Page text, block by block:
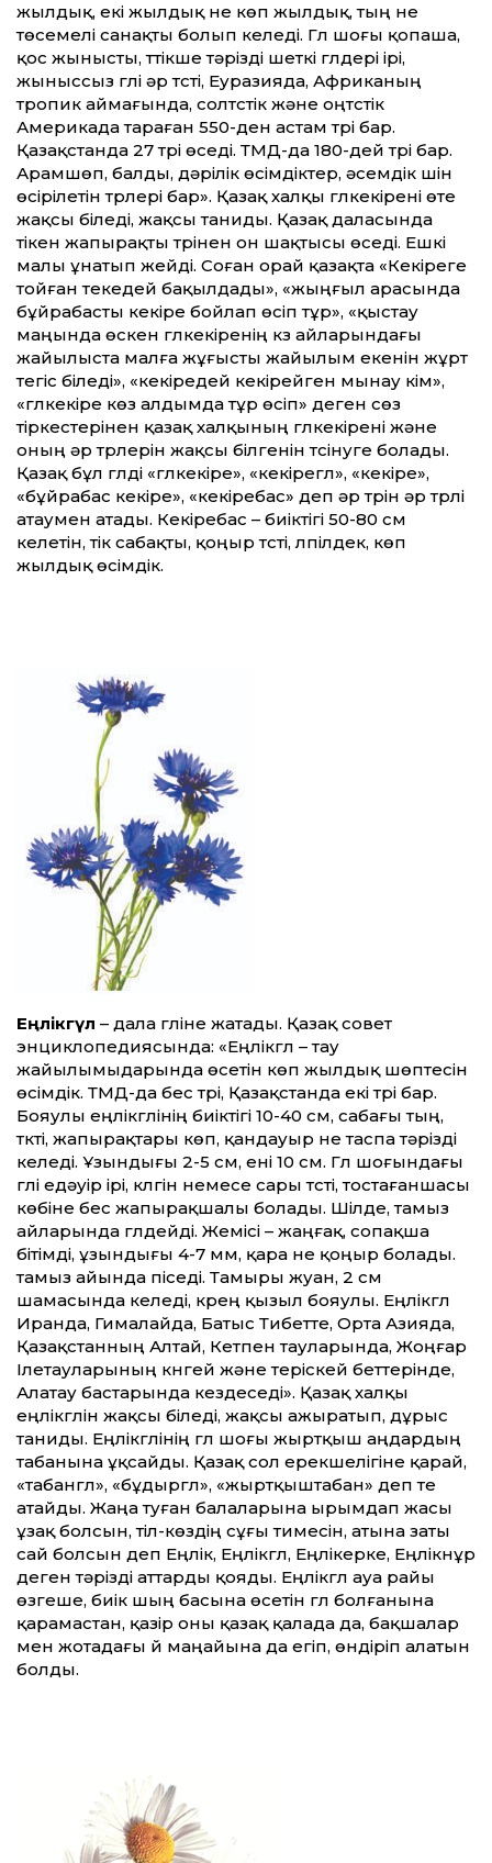
жылдық, екі жылдық не көп жылдық, тың не
төсемелі санақты болып келеді. Гүл шоғы қопаша,
қос жынысты, түтікше тәрізді шеткі гүлдері ірі,
жыныссыз гүлі әр түсті, Еуразияда, Африканың
тропик аймағында, солтүстік және оңтүстік
Америкада тараған 550-ден астам түрі бар.
Қазақстанда 27 түрі өседі. ТМД-да 180-дей түрі бар.
Арамшөп, балды, дәрілік өсімдіктер, әсемдік үшін
өсірілетін түрлері бар». Қазақ халқы гүлкекірені өте
жақсы біледі, жақсы таниды. Қазақ даласында
тікен жапырақты түрінен он шақтысы өседі. Ешкі
малы ұнатып жейді. Соған орай қазақта «Кекіреге
тойған текедей бақылдады», «жыңғыл арасында
бұйрабасты кекіре бойлап өсіп тұр», «қыстау
маңында өскен гүлкекіренің күз айларындағы
жайылыста малға жұғысты жайылым екенін жұрт
тегіс біледі», «кекіредей кекірейген мынау кім»,
«гүлкекіре көз алдымда тұр өсіп» деген сөз
тіркестерінен қазақ халқының гүлкекірені және
оның әр түрлерін жақсы білгенін түсінуге болады.
Қазақ бұл гүлді «гүлкекіре», «кекірегүл», «кекіре»,
«бұйрабас кекіре», «кекіребас» деп әр түрін әр түрлі
атаумен атады. Кекіребас – биіктігі 50-80 см
келетін, тік сабақты, қоңыр түсті, үлпілдек, көп
жылдық өсімдік.
Еңлікгүл – дала гүліне жатады. Қазақ совет
энциклопедиясында: «Еңлікгүл – тау
жайылымыдарында өсетін көп жылдық шөптесін
өсімдік. ТМД-да бес түрі, Қазақстанда екі түрі бар.
Бояулы еңлікгүлінің биіктігі 10-40 см, сабағы тың,
түкті, жапырақтары көп, қандауыр не таспа тәрізді
келеді. Ұзындығы 2-5 см, ені 10 см. Гүл шоғындағы
гүлі едәуір ірі, күлгін немесе сары түсті, тостағаншасы
көбіне бес жапырақшалы болады. Шілде, тамыз
айларында гүлдейді. Жемісі – жаңғақ, сопақша
бітімді, ұзындығы 4-7 мм, қара не қоңыр болады.
тамыз айында піседі. Тамыры жуан, 2 см
шамасында келеді, күрең қызыл бояулы. Еңлікгүл
Иранда, Гималайда, Батыс Тибетте, Орта Азияда,
Қазақстанның Алтай, Кетпен тауларында, Жоңғар
Ілетауларының күнгей және теріскей беттерінде,
Алатау бастарында кездеседі». Қазақ халқы
еңлікгүлін жақсы біледі, жақсы ажыратып, дұрыс
таниды. Еңлікгүлінің гүл шоғы жыртқыш аңдардың
табанына ұқсайды. Қазақ сол ерекшелігіне қарай,
«табангүл», «бұдыргүл», «жыртқыштабан» деп те
атайды. Жаңа туған балаларына ырымдап жасы
ұзақ болсын, тіл-көздің сұғы тимесін, атына заты
сай болсын деп Еңлік, Еңлікгүл, Еңлікерке, Еңлікнұр
деген тәрізді аттарды қояды. Еңлікгүл ауа райы
өзгеше, биік шың басына өсетін гүл болғанына
қарамастан, қазір оны қазақ қалада да, бақшалар
мен жотадағы үй маңайына да егіп, өндіріп алатын
болды.